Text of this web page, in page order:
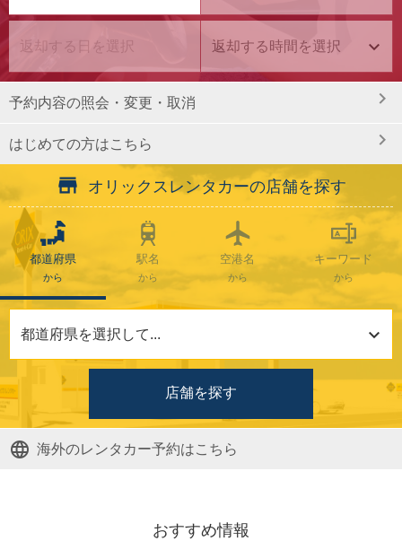
予約内容の照会 ・変更・取消
はじめての方はこちら
オリックスレンタカーの店舗を探す
都道府県
から
駅名
から
空港名
から
キーワード
から
店舗を探す
海外のレンタカー予約はこちら
おすすめ情報